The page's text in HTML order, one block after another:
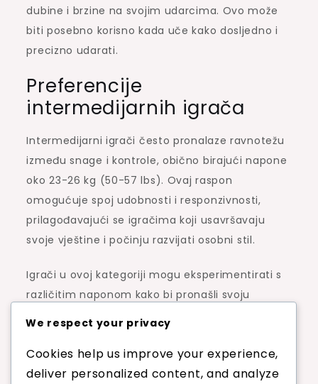
dubine i brzine na svojim udarcima. Ovo može
biti posebno korisno kada uče kako dosljedno i
precizno udarati.
Preferencije
intermedijarnih igrača
Intermedijarni igrači često pronalaze ravnotežu
između snage i kontrole, obično birajući napone
oko 23-26 kg (50-57 lbs). Ovaj raspon
omogućuje spoj udobnosti i responzivnosti,
prilagođavajući se igračima koji usavršavaju
svoje vještine i počinju razvijati osobni stil.
Igrači u ovoj kategoriji mogu eksperimentirati s
različitim naponom kako bi pronašli svoju
pružiti više kontrole, dok niži napon može
povećati snagu, što čini bitnim uzeti u obzir
individualni stil igre i preferencije.
We respect your privacy
Cookies help us improve your experience,
deliver personalized content, and analyze